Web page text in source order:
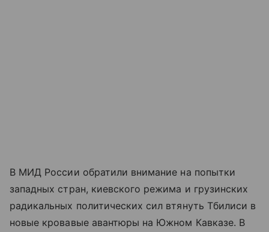
В МИД России обратили внимание на попытки
западных стран, киевского режима и грузинских
радикальных политических сил втянуть Тбилиси в
новые кровавые авантюры на Южном Кавказе. В